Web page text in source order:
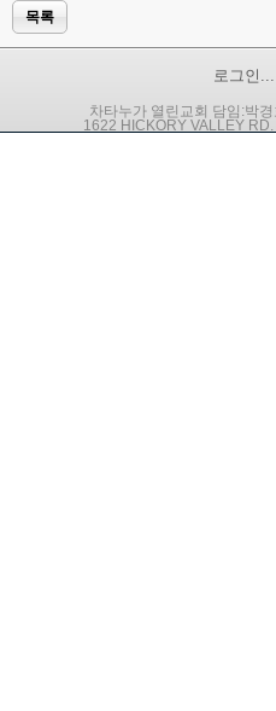
목록
로그인...
차타누가 열린교회 담임:박
1622 HICKORY VALLEY